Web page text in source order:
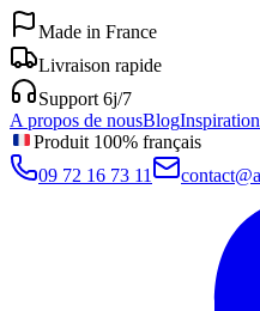
Made in France
Livraison rapide
Support 6j/7
A propos de nousBlog
Produit 100% français
09 72 16 73 11